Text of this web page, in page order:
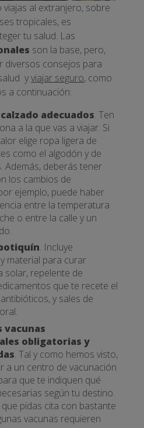
al extranjero, sobre
tropicales, es
tu salud. Las
son la base, pero,
diversos consejos para
yviajar seguro, como
a continuación:
adecuados. Ten
a la que vas a viajar. Si
elige ropa ligera de
como el algodón y de
Además, deberás tener
los cambios de
ejemplo, puede haber
entre la temperatura
o entre la calle y un
. Incluye
material para curar
solar, repelente de
que te recete el
y sales de
vacunas
obligatorias y
. Tal y como hemos visto,
a un centro de vacunación
que te indiquen qué
según tu destino.
pidas cita con bastante
vacunas requieren